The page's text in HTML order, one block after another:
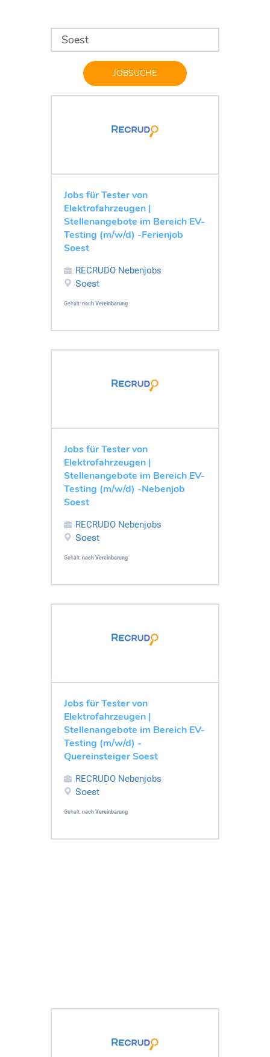
JOBSUCHE
Jobs für Tester von
Elektrofahrzeugen |
Stellenangebote im Bereich EV-
Testing (m/w/d) -Ferienjob
Soest
RECRUDO Nebenjobs
Soest
Gehalt: nach Vereinbarung
Jobs für Tester von
Elektrofahrzeugen |
Stellenangebote im Bereich EV-
Testing (m/w/d) -Nebenjob
Soest
RECRUDO Nebenjobs
Soest
Gehalt: nach Vereinbarung
Jobs für Tester von
Elektrofahrzeugen |
Stellenangebote im Bereich EV-
Testing (m/w/d) -
Quereinsteiger Soest
RECRUDO Nebenjobs
Soest
Gehalt: nach Vereinbarung